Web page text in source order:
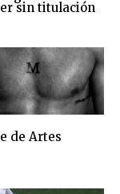
sin titulación
de Artes